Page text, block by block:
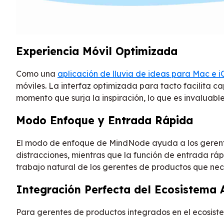
Experiencia Móvil Optimizada
Como una aplicación de lluvia de ideas para Mac e
móviles. La interfaz optimizada para tacto facilita
momento que surja la inspiración, lo que es
Modo Enfoque y Entrada Rápida
El modo de enfoque de MindNode ayuda a los
distracciones, mientras que la función de entrada
trabajo natural de los gerentes de productos que
Integración Perfecta del Ecosistema
Para gerentes de productos integrados en el